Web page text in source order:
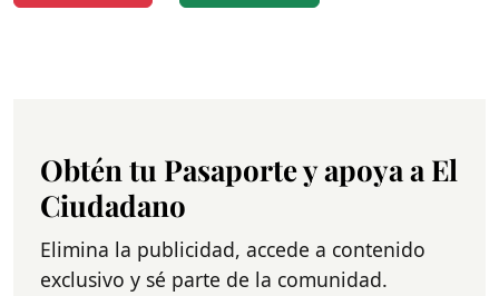
Obtén tu Pasaporte y apoya a El
Ciudadano
Elimina la publicidad, accede a contenido
exclusivo y sé parte de la comunidad.